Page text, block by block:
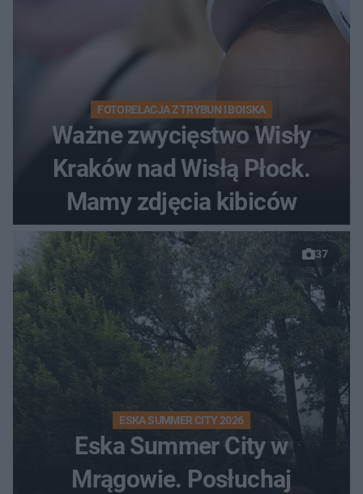
FOTORELACJA Z TRYBUN I BOISKA
Ważne zwycięstwo Wisły
Kraków nad Wisłą Płock.
Mamy zdjęcia kibiców
37
ESKA SUMMER CITY 2026
Eska Summer City w
Mrągowie. Posłuchaj